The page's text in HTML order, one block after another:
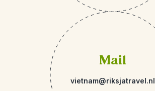
Mail
vietnam@riksjatravel.nl